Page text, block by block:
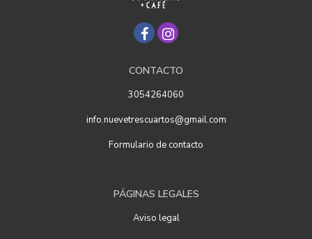
CONTACTO
3054264060
info.nuevetrescuartos@gmail.com
Formulario de contacto
PÁGINAS LEGALES
Aviso legal